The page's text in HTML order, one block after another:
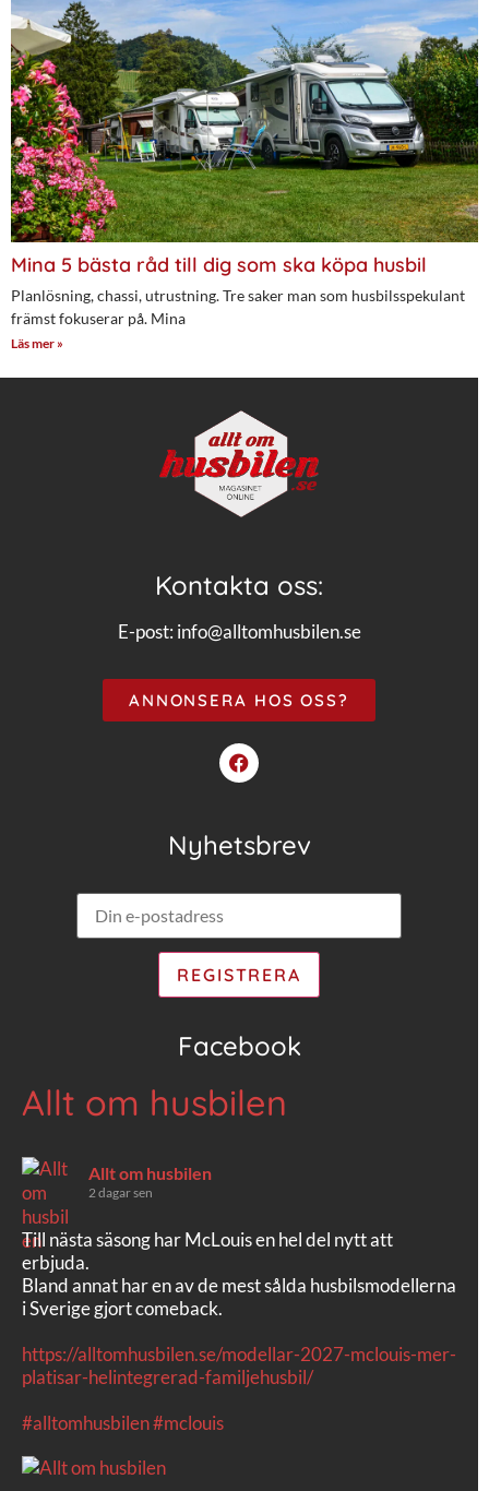
Mina 5 bästa råd till dig som ska köpa husbil
Planlösning, chassi, utrustning. Tre saker man som husbilsspekulant
främst fokuserar på. Mina
Läs mer »
Kontakta oss:
E-post: info@alltomhusbilen.se
ANNONSERA HOS OSS?
Nyhetsbrev
Facebook
Allt om husbilen
Allt om husbilen
2 dagar sen
Till nästa säsong har McLouis en hel del nytt att
erbjuda.
Bland annat har en av de mest sålda husbilsmodellerna
i Sverige gjort comeback.
https://alltomhusbilen.se/modellar-2027-mclouis-mer-
platisar-helintegrerad-familjehusbil/
#alltomhusbilen#mclouis